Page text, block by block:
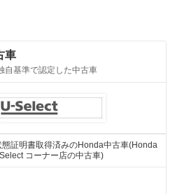
車
自基準で認定した中古車
証明書取得済みのHonda中古車(Honda
コーナー店の中古車)